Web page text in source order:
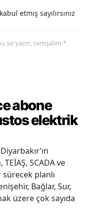
etmiş sayılırsınız
yazın, tartışalım *
abone
elektrik
SCADA ve
planlı
Bağlar, Sur,
üzere çok sayıda